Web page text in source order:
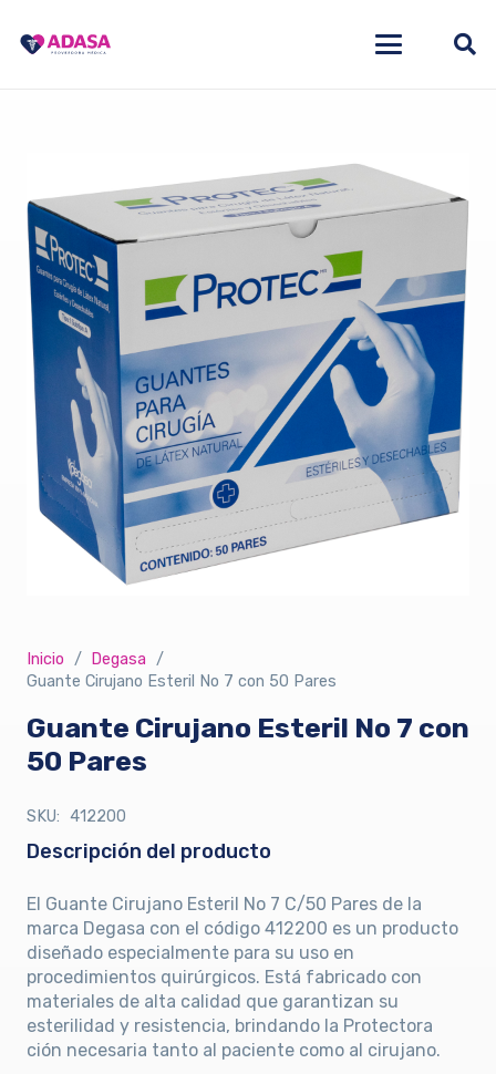
Inicio / Degasa /
Guante Cirujano Esteril No 7 con 50 Pares
Guante Cirujano Esteril No 7 con
50 Pares
SKU: 412200
Descripción del producto
El Guante Cirujano Esteril No 7 C/50 Pares de la
marca Degasa con el código 412200 es un producto
diseñado especialmente para su uso en
procedimientos quirúrgicos. Está fabricado con
materiales de alta calidad que garantizan su
esterilidad y resistencia, brindando la Protectora
ción necesaria tanto al paciente como al cirujano.